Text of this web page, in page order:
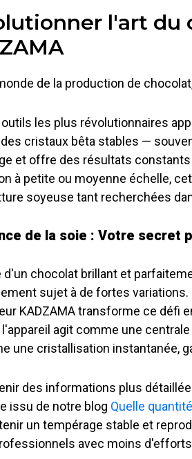
l'art du
de la production de
les plus révolutionnaires
cristaux bêta stables —
et offre des résultats
à petite ou moyenne échelle,
soyeuse tant recherchées
de la soie : Votre secret
d'un chocolat brillant et
sujet à de fortes
KADZAMA transforme ce défi
agit comme une
une cristallisation instantanée,
des informations plus
issu de notre blog Quelle
un tempérage stable et
avec moins